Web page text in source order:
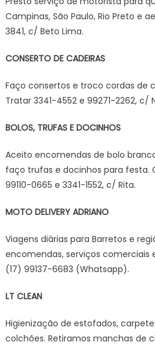
Campinas, São Paulo, Rio Preto e
3841, c/ Beto Lima.
CONSERTO DE CADEIRAS
Faço consertos e troco cordas de
Tratar 3341-4552 e 99271-2262, c/
BOLOS, TRUFAS E DOCINHOS
Aceito encomendas de bolo
faço trufas e docinhos para festa.
99110-0665 e 3341-1552, c/ Rita.
MOTO DELIVERY ADRIANO
Viagens diárias para Barretos e
encomendas, serviços comerciais
(17) 99137-6683 (Whatsapp).
LT CLEAN
Higienização de estofados,
colchões. Retiramos manchas de